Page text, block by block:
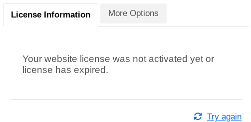
License Information More Options
Your website license was not activated yet or
license has expired.
Try again